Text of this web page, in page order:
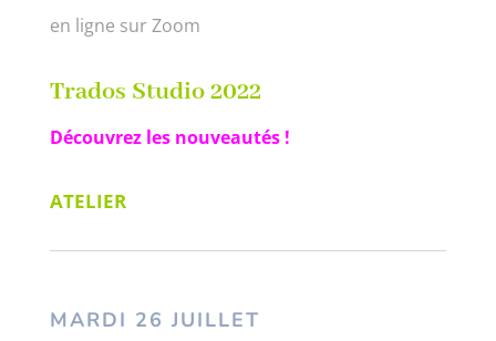
en ligne sur Zoom
Trados Studio 2022
Découvrez les nouveautés !
ATELIER
MARDI 26 JUILLET